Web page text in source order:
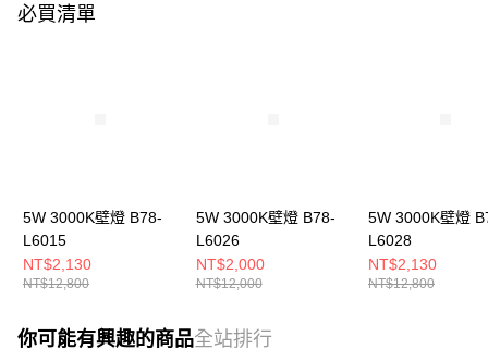
必買清單
5W 3000K壁燈 B78-
L6015
NT$2,130
NT$12,800
5W 3000K壁燈 B78-
L6026
NT$2,000
NT$12,000
5W 3000K壁燈
L6028
NT$2,130
NT$12,800
你可能有興趣的商品全站排行